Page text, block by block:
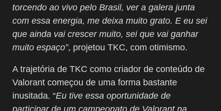
torcendo ao vivo pelo Brasil, ver a galera junta
com essa energia, me deixa muito grato. E eu sei
que ainda vai crescer muito, sei que vai ganhar
muito espaço”, projetou TKC, com otimismo.
A trajetória de TKC como criador de conteúdo de
Valorant começou de uma forma bastante
inusitada. “Eu tive essa oportunidade de